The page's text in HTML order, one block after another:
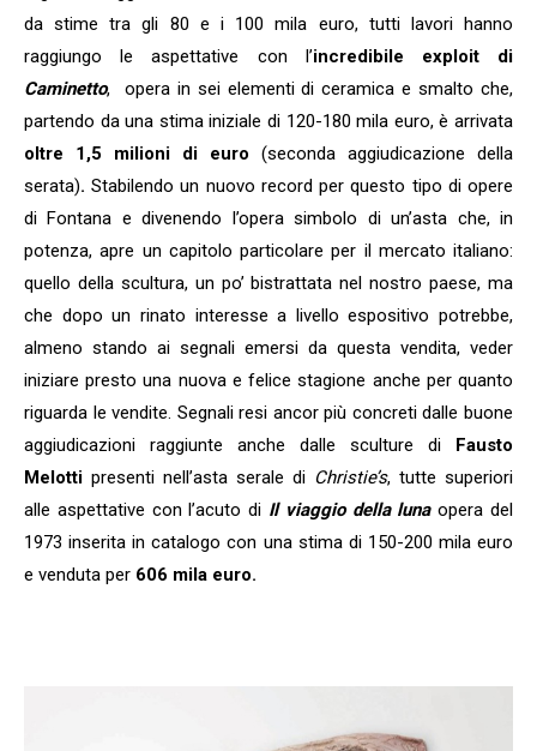
da stime tra gli 80 e i 100 mila euro, tutti lavori hanno
raggiungo le aspettative con l’incredibile exploit di
Caminetto, opera in sei elementi di ceramica e smalto che,
partendo da una stima iniziale di 120-180 mila euro, è arrivata
oltre
1,5 milioni di euro (seconda aggiudicazione della
serata). Stabilendo un nuovo record per questo tipo di opere
di Fontana e divenendo l’opera simbolo di un’asta che, in
potenza, apre un capitolo particolare per il mercato italiano:
quello della scultura, un po’ bistrattata nel nostro paese, ma
che dopo un rinato interesse a livello espositivo potrebbe,
almeno stando ai segnali emersi da questa vendita, veder
iniziare presto una nuova e felice stagione anche per quanto
riguarda le vendite. Segnali resi ancor più concreti dalle buone
aggiudicazioni raggiunte anche dalle sculture di Fausto
Melotti presenti nell’asta serale di Christie’s, tutte superiori
alle aspettative con l’acuto di Il viaggio della lunaopera del
1973 inserita in catalogo con una stima di 150-200 mila euro
e venduta per 606 mila euro.